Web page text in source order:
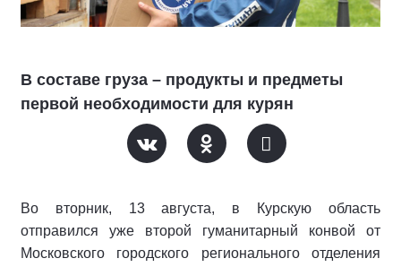
В составе груза – продукты и предметы
первой необходимости для курян
Во вторник, 13 августа, в Курскую область
отправился уже второй гуманитарный конвой от
Московского городского регионального отделения